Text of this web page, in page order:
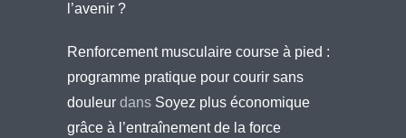
l’avenir ?
Renforcement musculaire course à pied :
programme pratique pour courir sans
douleur dans Soyez plus économique
grâce à l’entraînement de la force